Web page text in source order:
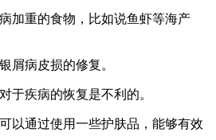
加重的食物，比如说鱼虾等海产
屑病皮损的修复。
于疾病的恢复是不利的。
以通过使用一些护肤品，能够有效